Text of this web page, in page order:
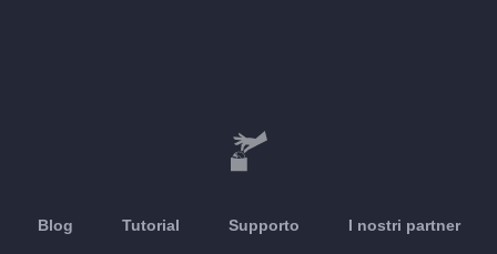
Blog Tutorial Supporto I nostri partner